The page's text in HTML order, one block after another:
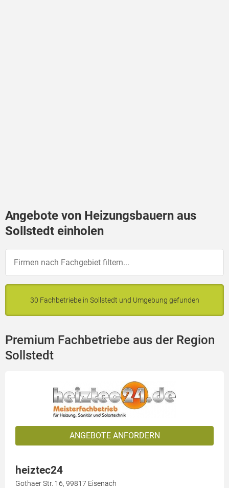
Angebote von Heizungsbauern aus
Sollstedt einholen
30 Fachbetriebe in Sollstedt und Umgebung gefunden
Premium Fachbetriebe aus der Region
Sollstedt
ANGEBOTE ANFORDERN
heiztec24
Gothaer Str. 16, 99817 Eisenach